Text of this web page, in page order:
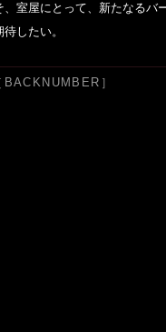
、室屋にとって、新たなるバ
したい。
BACKNUMBER］